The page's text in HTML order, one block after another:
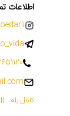
اطلاعات
کانال بله : mantoedarii@